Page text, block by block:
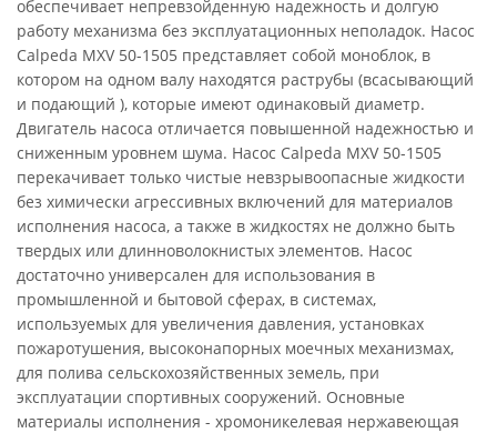
обеспечивает непревзойденную надежность и долгую
работу механизма без эксплуатационных неполадок. Насос
Calpeda MXV 50-1505 представляет собой моноблок, в
котором на одном валу находятся раструбы (всасывающий
и подающий ), которые имеют одинаковый диаметр.
Двигатель насоса отличается повышенной надежностью и
сниженным уровнем шума. Насос Calpeda MXV 50-1505
перекачивает только чистые невзрывоопасные жидкости
без химически агрессивных включений для материалов
исполнения насоса, а также в жидкостях не должно быть
твердых или длинноволокнистых элементов. Насос
достаточно универсален для использования в
промышленной и бытовой сферах, в системах,
используемых для увеличения давления, установках
пожаротушения, высоконапорных моечных механизмах,
для полива сельскохозяйственных земель, при
эксплуатации спортивных сооружений. Основные
материалы исполнения - хромоникелевая нержавеющая